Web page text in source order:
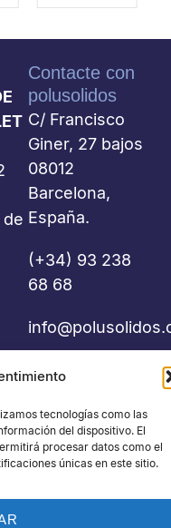
tecnologías como las
del dispositivo. El
procesar datos como el
únicas en este sitio.
de
Contacte con
polusolidos
C/ Francisco
Giner, 27 bajos
08012
Barcelona,
España.
(+34) 93 238
68 68
reservados -
– Registro Mercantil: